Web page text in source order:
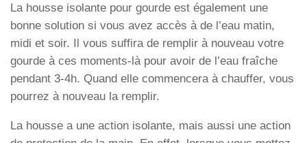
La housse isolante pour gourde est également une
bonne solution si vous avez accès à de l’eau matin,
midi et soir. Il vous suffira de remplir à nouveau votre
gourde à ces moments-là pour avoir de l’eau fraîche
pendant 3-4h. Quand elle commencera à chauffer, vous
pourrez à nouveau la remplir.
La housse a une action isolante, mais aussi une action